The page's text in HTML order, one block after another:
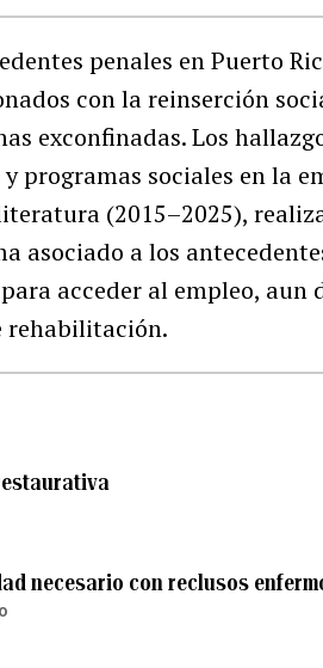
penales en Puerto
con la reinserción
exconfinadas. Los
programas sociales en la
(2015–2025),
asociado a los
acceder al empleo, aun
rehabilitación.
necesario con reclusos